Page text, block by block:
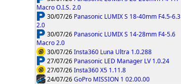
Macro O.I.S. 2.0
30/07/26 Panasonic LUMIX S 18-40mm F4.5-6.3
2.0
30/07/26 Panasonic LUMIX S 14-28mm F4-5.6
Macro 2.0
30/07/26Insta360 Luna Ultra 1.0.288
27/07/26 Panasonic LED Manager LV 1.0.24
27/07/26Insta360 X5 1.11.8
24/07/26GoPro MISSION 1 02.00.00